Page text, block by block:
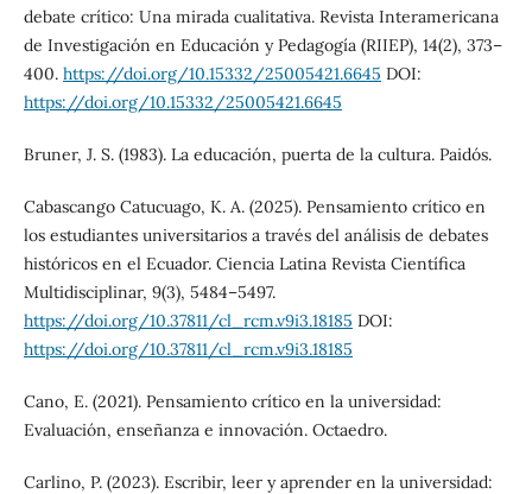
debate crítico: Una mirada cualitativa. Revista Interamericana
de Investigación en Educación y Pedagogía (RIIEP), 14(2), 373–
400. https://doi.org/10.15332/25005421.6645 DOI:
https://doi.org/10.15332/25005421.6645
Bruner, J. S. (1983). La educación, puerta de la cultura. Paidós.
Cabascango Catucuago, K. A. (2025). Pensamiento crítico en
los estudiantes universitarios a través del análisis de debates
históricos en el Ecuador. Ciencia Latina Revista Científica
Multidisciplinar, 9(3), 5484–5497.
https://doi.org/10.37811/cl_rcm.v9i3.18185 DOI:
https://doi.org/10.37811/cl_rcm.v9i3.18185
Cano, E. (2021). Pensamiento crítico en la universidad:
Evaluación, enseñanza e innovación. Octaedro.
Carlino, P. (2023). Escribir, leer y aprender en la universidad: